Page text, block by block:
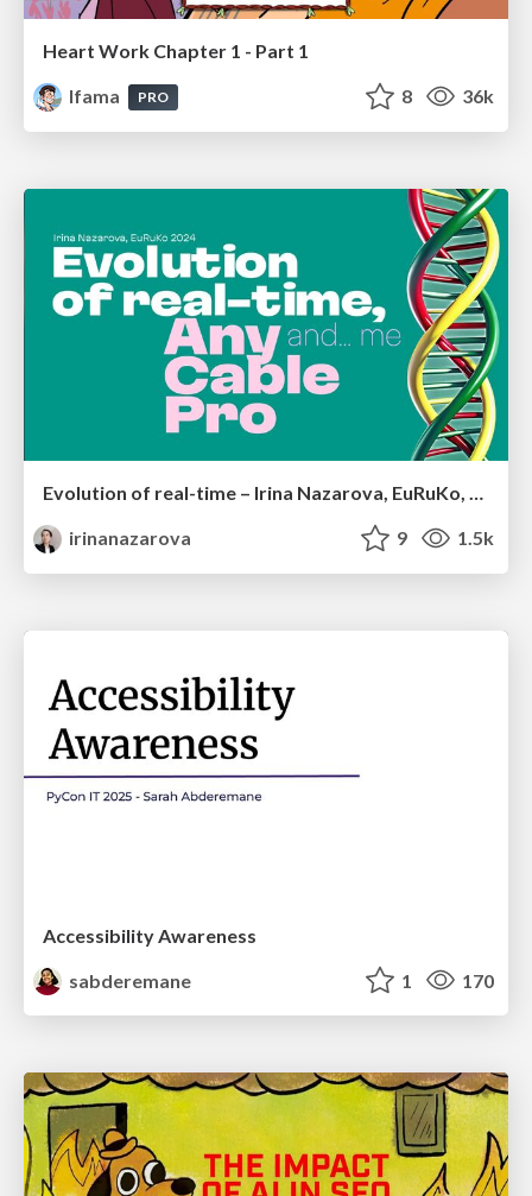
Heart Work Chapter 1 - Part 1
lfama
PRO 8 36k
Evolution of real-time – Irina Nazarova, EuRuKo, 2024
irinanazarova
9 1.5k
Accessibility Awareness
sabderemane
1 170